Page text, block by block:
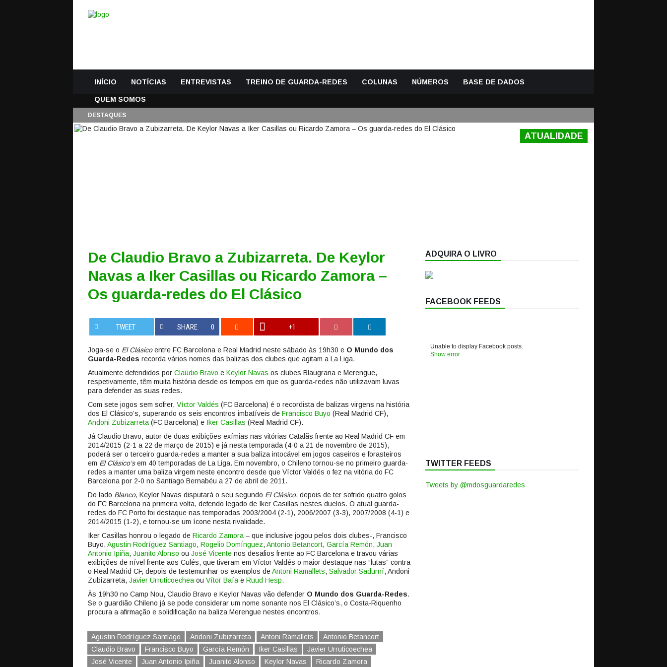
INÍCIO NOTÍCIAS ENTREVISTAS TREINO DE GUARDA-REDES COLUNAS NÚMEROS BASE DE DADOS
QUEM SOMOS
DESTAQUES
ATUALIDADE
De Claudio Bravo a Zubizarreta. De Keylor
Navas a Iker Casillas ou Ricardo Zamora –
Os guarda-redes do El Clásico
TWEET SHARE 0 +1
Joga-se o El Clásicoentre FC Barcelona e Real Madrid neste sábado às 19h30 e O Mundo dos
Guarda-Redes recorda vários nomes das balizas dos clubes que agitam a La Liga.
Atualmente defendidos por Claudio Bravo e Keylor Navas os clubes Blaugrana e Merengue,
respetivamente, têm muita história desde os tempos em que os guarda-redes não utilizavam luvas
para defender as suas redes.
Com sete jogos sem sofrer, Víctor Valdés (FC Barcelona) é o recordista de balizas virgens na história
dos El Clásico’s, superando os seis encontros imbatíveis de Francisco Buyo (Real Madrid CF),
Andoni Zubizarreta (FC Barcelona) e Iker Casillas (Real Madrid CF).
Já Claudio Bravo, autor de duas exibições exímias nas vitórias Catalãs frente ao Real Madrid CF em
2014/2015 (2-1 a 22 de março de 2015) e já nesta temporada (4-0 a 21 de novembro de 2015),
poderá ser o terceiro guarda-redes a manter a sua baliza intocável em jogos caseiros e forasteiros
em El Clásico’sem 40 temporadas de La Liga. Em novembro, o Chileno tornou-se no primeiro guarda-
redes a manter uma baliza virgem neste encontro desde que Víctor Valdés o fez na vitória do FC
Barcelona por 2-0 no Santiago Bernabéu a 27 de abril de 2011.
Do lado Blanco, Keylor Navas disputará o seu segundo El Clásico, depois de ter sofrido quatro golos
do FC Barcelona na primeira volta, defendo legado de Iker Casillas nestes duelos. O atual guarda-
redes do FC Porto foi destaque nas temporadas 2003/2004 (2-1), 2006/2007 (3-3), 2007/2008 (4-1) e
2014/2015 (1-2), e tornou-se um ícone nesta rivalidade.
Iker Casillas honrou o legado de Ricardo Zamora – que inclusive jogou pelos dois clubes-, Francisco
Buyo, Agustin Rodríguez Santiago, Rogelio Domínguez, Antonio Betancort, García Remón, Juan
Antonio Ipiña, Juanito Alonso ou José Vicente nos desafios frente ao FC Barcelona e travou várias
exibições de nível frente aos Culés, que tiveram em Víctor Valdés o maior destaque nas “lutas” contra
o Real Madrid CF, depois de testemunhar os exemplos deAntoni Ramallets, Salvador Sadurní, Andoni
Zubizarreta, Javier Urruticoechea ou Vítor Baía e Ruud Hesp.
Às 19h30 no Camp Nou, Claudio Bravo e Keylor Navas vão defender O Mundo dos Guarda-Redes.
Se o guardião Chileno já se pode considerar um nome sonante nos El Clásico’s, o Costa-Riquenho
procura a afirmação e solidificação na baliza Merengue nestes encontros.
Agustin Rodríguez Santiago Andoni Zubizarreta Antoni Ramallets
Antonio Betancort
Claudio Bravo
Francisco Buyo García Remón Iker Casillas
Javier Urruticoechea
José Vicente
Juan Antonio Ipiña Juanito Alonso Keylor Navas Ricardo Zamora
ADQUIRA O LIVRO
FACEBOOK FEEDS
Unable to display Facebook posts.
Show error
TWITTER FEEDS
Tweets by @mdosguardaredes